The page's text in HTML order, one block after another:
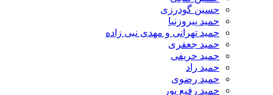
حسین گودرزی
حمید پیروزنیا
حمید تهرانی و مهدی نبی زاده
حمید جعفری
حمید حریفی
حمید راد
حمید رضوی
حمید رفیع پور